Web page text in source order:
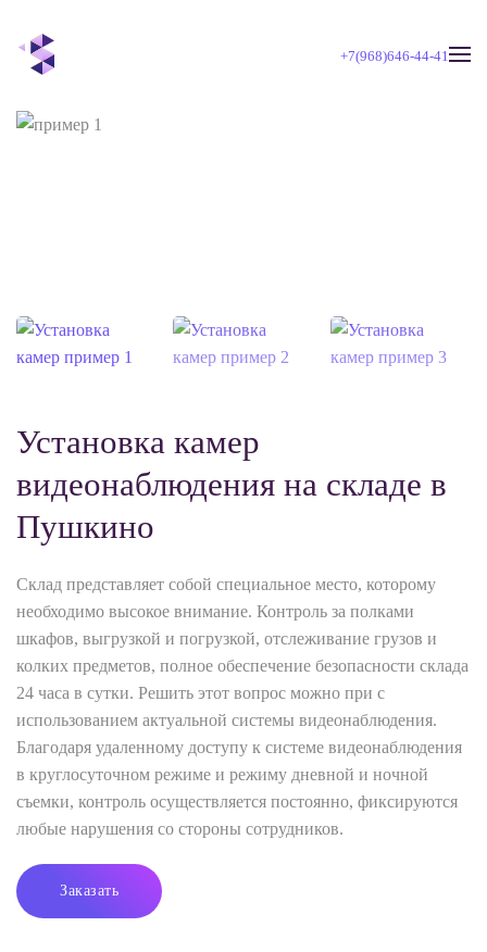
Skip to main content +7(968)646-44-41
Установка камер
видеонаблюдения на складе в
Пушкино
Склад представляет собой специальное место, которому
необходимо высокое внимание. Контроль за полками
шкафов, выгрузкой и погрузкой, отслеживание грузов и
колких предметов, полное обеспечение безопасности склада
24 часа в сутки. Решить этот вопрос можно при с
использованием актуальной системы видеонаблюдения.
Благодаря удаленному доступу к системе видеонаблюдения
в круглосуточном режиме и режиму дневной и ночной
съемки, контроль осуществляется постоянно, фиксируются
любые нарушения со стороны сотрудников.
Заказать